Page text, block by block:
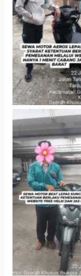
Cabang
Barat
Cityplaza
Jatinegara
Parkir P6A